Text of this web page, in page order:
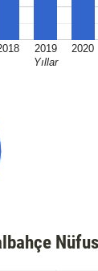
2019 2020
Yıllar